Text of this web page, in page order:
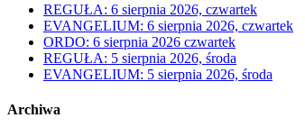
REGUŁA: 6 sierpnia 2026, czwartek
EVANGELIUM: 6 sierpnia 2026, czwartek
ORDO: 6 sierpnia 2026 czwartek
REGUŁA: 5 sierpnia 2026, środa
EVANGELIUM: 5 sierpnia 2026, środa
Archiwa